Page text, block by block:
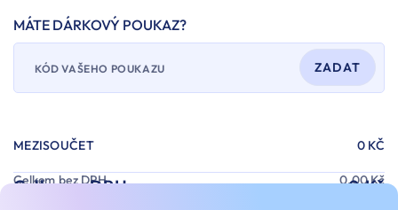
MÁTE DÁRKOVÝ POUKAZ?
ZADAT
MEZISOUČET 0 KČ
Celkem bez DPH 0,00 Kč
Celkem s DPH 0 Kč